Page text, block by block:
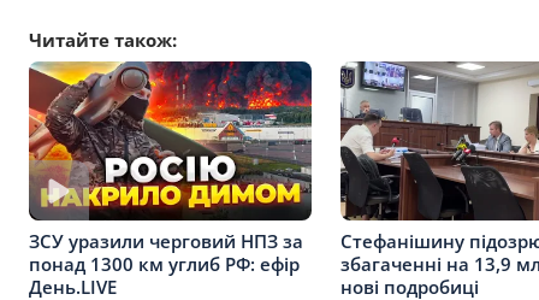
Читайте також:
ЗСУ уразили черговий НПЗ за
понад 1300 км углиб РФ: ефір
День.LIVE
Стефанішину
збагаченні на 13,9
нові подробиці